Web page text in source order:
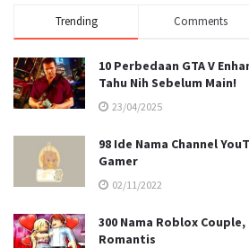
Trending Comments
10 Perbedaan GTA V
Tahu Nih Sebelum Main!
23/04/2025
98 Ide Nama Channel
Gamer
02/11/2022
300 Nama Roblox
Romantis